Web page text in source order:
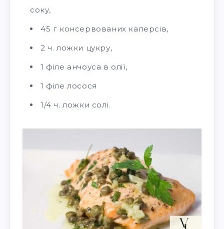
соку,
45 г консервованих каперсів,
2 ч. ложки цукру,
1 філе анчоуса в олії,
1 філе лосося
1/4 ч. ложки солі.